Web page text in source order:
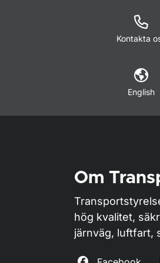
Kontakta
English
Om
hög kvalitet,
järnväg, luftfart,